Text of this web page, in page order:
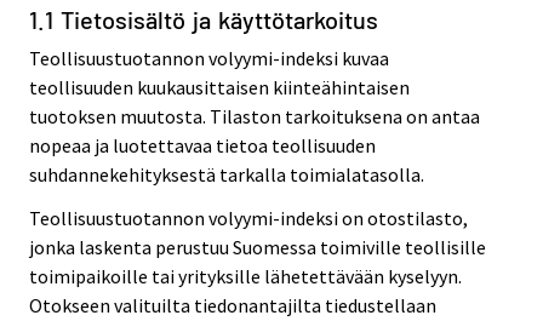
1.1 Tietosisältö ja käyttötarkoitus
Teollisuustuotannon volyymi-indeksi kuvaa
teollisuuden kuukausittaisen kiinteähintaisen
tuotoksen muutosta. Tilaston tarkoituksena on antaa
nopeaa ja luotettavaa tietoa teollisuuden
suhdannekehityksestä tarkalla toimialatasolla.
Teollisuustuotannon volyymi-indeksi on otostilasto,
jonka laskenta perustuu Suomessa toimiville teollisille
toimipaikoille tai yrityksille lähetettävään kyselyyn.
Otokseen valituilta tiedonantajilta tiedustellaan